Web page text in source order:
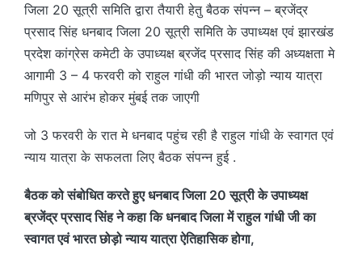
जिला 20 सूत्री समिति द्वारा तैयारी हेतु बैठक संपन्न – ब्रजेंद्र
प्रसाद सिंह धनबाद जिला 20 सूत्री समिति के उपाध्यक्ष एवं झारखंड
प्रदेश कांग्रेस कमेटी के उपाध्यक्ष ब्रजेंद प्रसाद सिंह की अध्यक्षता मे
आगामी 3 – 4 फरवरी को राहुल गांधी की भारत जोड़ो न्याय यात्रा
मणिपुर से आरंभ होकर मुंबई तक जाएगी
जो 3 फरवरी के रात मे धनबाद पहुंच रही है राहुल गांधी के स्वागत एवं
न्याय यात्रा के सफलता लिए बैठक संपन्न हुई .
बैठक को संबोधित करते हुए धनबाद जिला 20 सूत्री के उपाध्यक्ष
ब्रजेंद्र प्रसाद सिंह ने कहा कि धनबाद जिला में राहुल गांधी जी का
स्वागत एवं भारत छोड़ो न्याय यात्रा ऐतिहासिक होगा,